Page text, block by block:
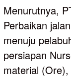
Menurutnya,
Perbaikan
menuju
persiapan
material